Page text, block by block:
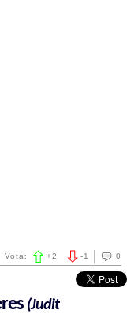
0
-1
Vota: +2
(Judit